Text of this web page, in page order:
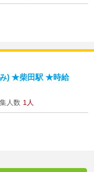
) ★柴田駅 ★時給
人数 1人